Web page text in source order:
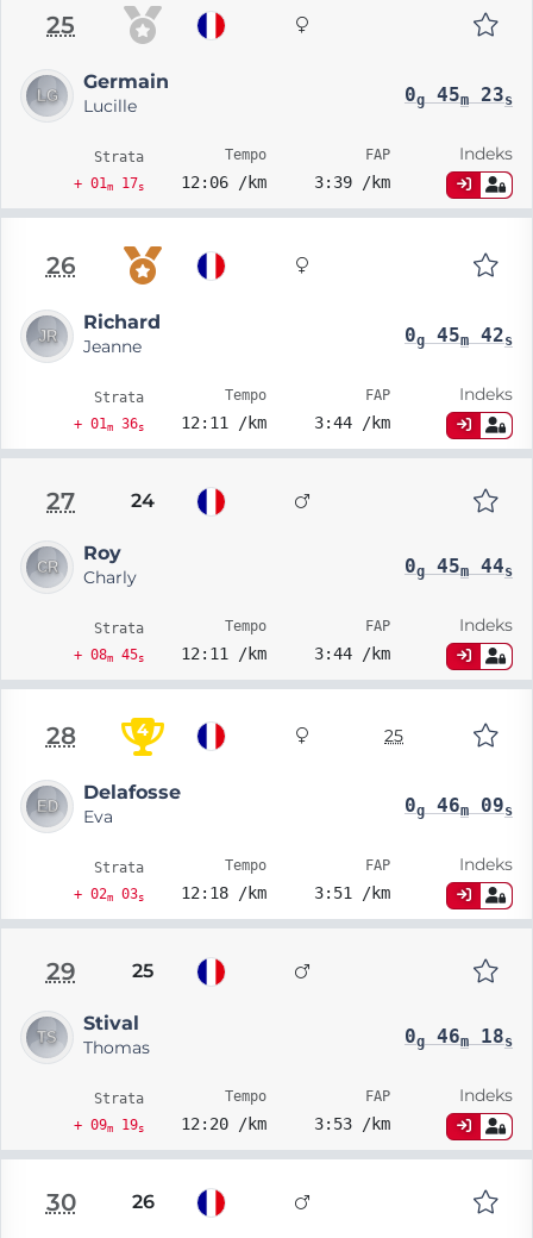
25
Germain
Lucille 0g45m23s
Strata
+ 01m17s
Tempo
12:06 /km
FAP
3:39 /km
Indeks
26
Richard
Jeanne 0g45m42s
Strata
+ 01m36s
Tempo
12:11 /km
FAP
3:44 /km
Indeks
27 24
Roy
Charly 0g45m44s
Strata
+ 08m45s
Tempo
12:11 /km
FAP
3:44 /km
Indeks
28 4 25
Delafosse
Eva 0g46m09s
Strata
+ 02m03s
Tempo
12:18 /km
FAP
3:51 /km
Indeks
29 25
Stival
Thomas 0g46m18s
Strata
+ 09m19s
Tempo
12:20 /km
FAP
3:53 /km
Indeks
30 26